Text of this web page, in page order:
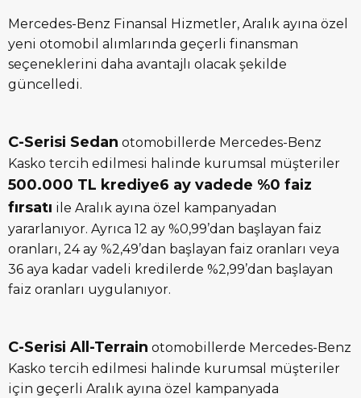
Mercedes-Benz Finansal Hizmetler, Aralık ayına özel
yeni otomobil alımlarında geçerli finansman
seçeneklerini daha avantajlı olacak şekilde
güncelledi.
C-Serisi Sedan otomobillerde Mercedes-Benz
Kasko tercih edilmesi halinde kurumsal müşteriler
500.000 TL krediye6 ay vadede %0 faiz
fırsatı ile Aralık ayına özel kampanyadan
yararlanıyor. Ayrıca 12 ay %0,99’dan başlayan faiz
oranları, 24 ay %2,49’dan başlayan faiz oranları veya
36 aya kadar vadeli kredilerde %2,99’dan başlayan
faiz oranları uygulanıyor.
C-Serisi All-Terrain otomobillerde Mercedes-Benz
Kasko tercih edilmesi halinde kurumsal müşteriler
için geçerli Aralık ayına özel kampanyada